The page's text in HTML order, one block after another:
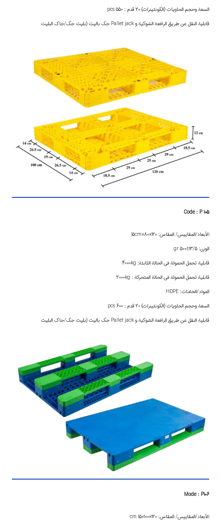
السعة وحجم الحاويات (الكونتينرات) 20 قدم : 550 pcs
قابلية النقل عن طريق الرافعة الشوكية و Pallet jack جك باليت (بليت جك/جاك البليت
Code : P 105
الأبعاد/المقاييس/ المقاس: 120×80×15cm
الوزن: 13/5±500 gr
قابلية تحمل الحمولة في الحالة الثابتة: 4000kg
قابلية تحمل الحمولة في الحالة المتحركة : 2000kg
المواد/الخامات: HDPE
السعة وحجم الحاويات (الكونتينرات) 20 قدم : pcs 600
قابلية النقل عن طريق الرافعة الشوكية و Pallet jack جك باليت (بليت جك/جاك البليت
Mode : P106
الأبعاد/المقاييس/ المقاس: 120×100×15 cm